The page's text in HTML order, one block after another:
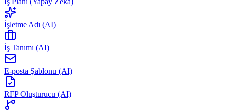
İşletme Adı (AI)
İş Tanımı (AI)
E-posta Şablonu (AI)
RFP Oluşturucu (AI)